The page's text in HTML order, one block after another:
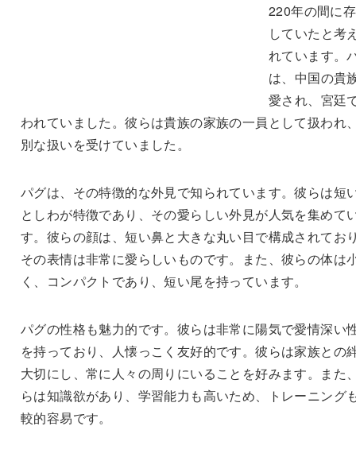
220年の間に
していたと考
れています。
は、中国の貴
愛され、宮廷
われていました。彼らは貴族の家族の一員として扱われ
別な扱いを受けていました。
パグは、その特徴的な外見で知られています。彼らは短
としわが特徴であり、その愛らしい外見が人気を集めて
す。彼らの顔は、短い鼻と大きな丸い目で構成されてお
その表情は非常に愛らしいものです。また、彼らの体は
く、コンパクトであり、短い尾を持っています。
パグの性格も魅力的です。彼らは非常に陽気で愛情深い
を持っており、人懐っこく友好的です。彼らは家族との
大切にし、常に人々の周りにいることを好みます。また
らは知識欲があり、学習能力も高いため、トレーニング
較的容易です。